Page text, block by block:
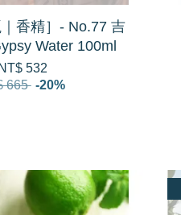
｜香精］- No.77 吉
Water 100ml
NT$ 532
665 -20%